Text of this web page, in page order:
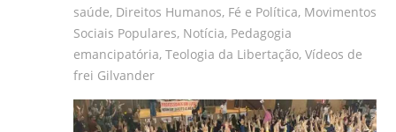
saúde, Direitos Humanos, Fé e Política, Movimentos
Sociais Populares, Notícia, Pedagogia
emancipatória, Teologia da Libertação, Vídeos de
frei Gilvander